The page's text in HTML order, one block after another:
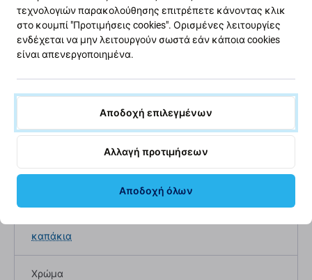
Περιγραφή και προδιαγραφές Ποιότητα Αποστολές και
Προδιαγραφές
Τύπος συσκευής
καπάκια
Χρώμα
τεχνολογιών παρακολούθησης επιτρέπετε κάνοντας κλικ
στο κουμπί "Προτιμήσεις cookies". Ορισμένες λειτουργίες
ενδέχεται να μην λειτουργούν σωστά εάν κάποια cookies
είναι απενεργοποιημένα.
Αποδοχή επιλεγμένων
Αλλαγή προτιμήσεων
Αποδοχή όλων